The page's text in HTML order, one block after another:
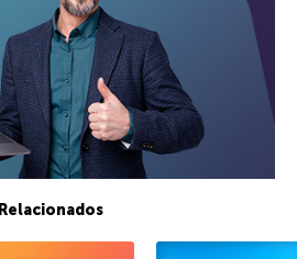
Relacionados